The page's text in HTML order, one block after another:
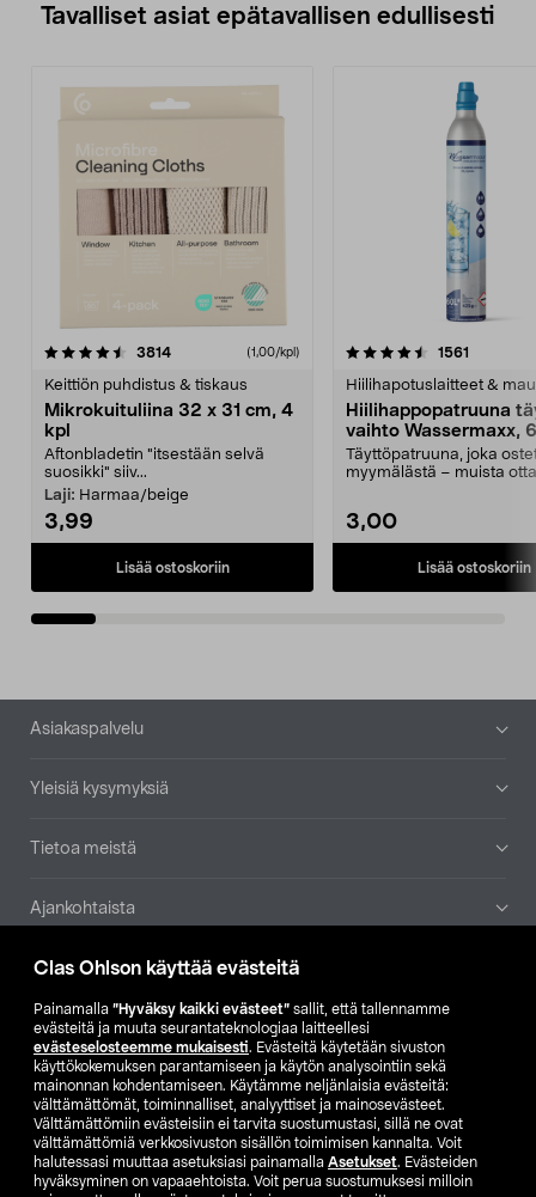
Clas Ohlson käyttää evästeitä
Painamalla ”Hyväksy kaikki evästeet” sallit, että tallennamme
evästeitä ja muuta seurantateknologiaa laitteellesi
evästeselosteemme mukaisesti. Evästeitä käytetään sivuston
käyttökokemuksen parantamiseen ja käytön analysointiin sekä
mainonnan kohdentamiseen. Käytämme neljänlaisia evästeitä:
välttämättömät, toiminnalliset, analyyttiset ja mainosevästeet.
Välttämättömiin evästeisiin ei tarvita suostumustasi, sillä ne ovat
välttämättömiä verkkosivuston sisällön toimimisen kannalta. Voit
halutessasi muuttaa asetuksiasi painamalla Asetukset. Evästeiden
hyväksyminen on vapaaehtoista. Voit perua suostumuksesi milloin
Tavalliset asiat epätavallisen edullisesti
3814arvostelut (1,00/kpl)
Keittiön puhdistus & tiskaus
Mikrokuituliina 32 x 31 cm, 4
kpl
Aftonbladetin "itsestään selvä
suosikki" siiv...
Laji: Harmaa/beige
3,99
Lisää ostoskoriin
4.5viidestä
1561
Hiilihapotuslaitteet &
Hiilihappopatruuna
vaihto Wassermaxx,
Täyttöpatruuna, joka
myymälästä – muista
3,00
Lisää ostoskoriin
4.5viidestä
Alatunniste
Asiakaspalvelu
Yleisiä kysymyksiä
Tietoa meistä
Ajankohtaista
Muut yrityksemme
Etsi myymälä
SE NO FI
FI SV